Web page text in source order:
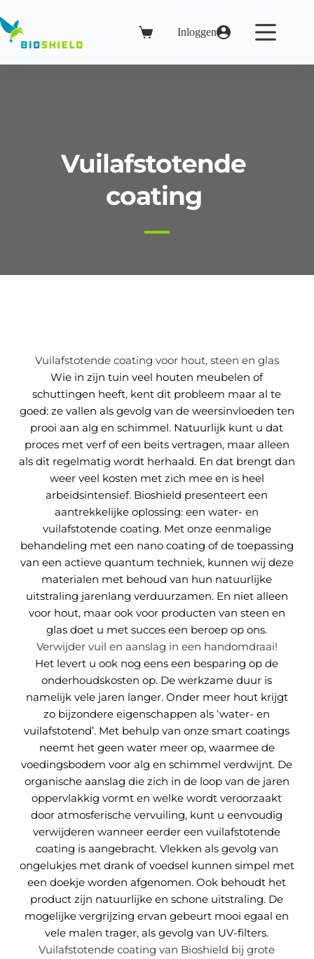
naar
de
inhoud
Winkelwagen
Inloggen
Vuilafstotende
coating
Vuilafstotende coating voor hout, steen en glas
Wie in zijn tuin veel houten meubelen of
schuttingen heeft, kent dit probleem maar al te
goed: ze vallen als gevolg van de weersinvloeden ten
prooi aan alg en schimmel. Natuurlijk kunt u dat
proces met verf of een beits vertragen, maar alleen
als dit regelmatig wordt herhaald. En dat brengt dan
weer veel kosten met zich mee en is heel
arbeidsintensief. Bioshield presenteert een
aantrekkelijke oplossing: een water- en
vuilafstotende coating. Met onze eenmalige
behandeling met een nano coating of de toepassing
van een actieve quantum techniek, kunnen wij deze
materialen met behoud van hun natuurlijke
uitstraling jarenlang verduurzamen. En niet alleen
voor hout, maar ook voor producten van steen en
glas doet u met succes een beroep op ons.
Verwijder vuil en aanslag in een handomdraai!
Het levert u ook nog eens een besparing op de
onderhoudskosten op. De werkzame duur is
namelijk vele jaren langer. Onder meer hout krijgt
zo bijzondere eigenschappen als ‘water- en
vuilafstotend’. Met behulp van onze smart coatings
neemt het geen water meer op, waarmee de
voedingsbodem voor alg en schimmel verdwijnt. De
organische aanslag die zich in de loop van de jaren
oppervlakkig vormt en welke wordt veroorzaakt
door atmosferische vervuiling, kunt u eenvoudig
verwijderen wanneer eerder een vuilafstotende
coating is aangebracht. Vlekken als gevolg van
ongelukjes met drank of voedsel kunnen simpel met
een doekje worden afgenomen. Ook behoudt het
product zijn natuurlijke en schone uitstraling. De
mogelijke vergrijzing ervan gebeurt mooi egaal en
vele malen trager, als gevolg van UV-filters.
Vuilafstotende coating van Bioshield bij grote